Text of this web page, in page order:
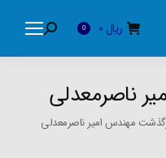
ریال 0
Search:
ناصرمعدلی
مهندس امیر ناصرمعدلی